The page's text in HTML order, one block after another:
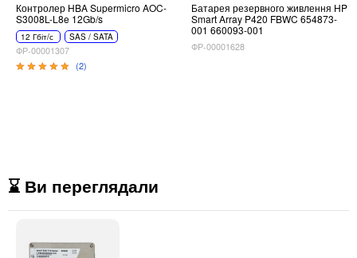
Контролер HBA Supermicro AOC-
S3008L-L8e 12Gb/s
12 Гбіт/с SAS / SATA
ФР-00001307
(2)
Батарея резервного живлення HP
Smart Array P420 FBWC 654873-
001 660093-001
ФР-00001628
⌛ Ви переглядали